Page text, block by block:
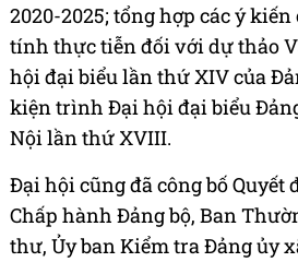
2020-2025; tổng hợp các ý
tính thực tiễn đối với dự thảo
hội đại biểu lần thứ XIV của
kiện trình Đại hội đại biểu
Nội lần thứ XVIII.
Đại hội cũng đã công bố
Chấp hành Đảng bộ, Ban
thư, Ủy ban Kiểm tra Đảng ủy